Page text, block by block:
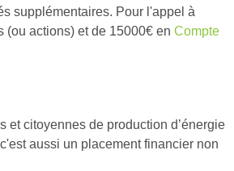
supplémentaires. Pour l'appel à
(ou actions) et de 15000€ en Compte
et citoyennes de production d’énergie
aussi un placement financier non